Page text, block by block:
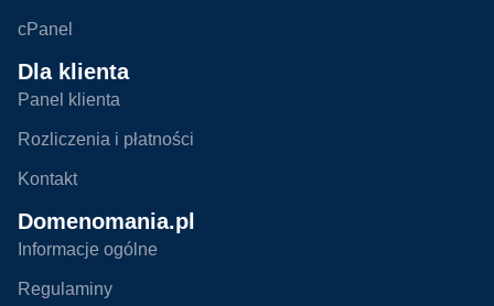
cPanel
Dla klienta
Panel klienta
Rozliczenia i płatności
Kontakt
Domenomania.pl
Informacje ogólne
Regulaminy